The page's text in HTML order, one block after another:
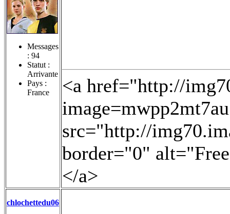
Messages
: 94
Statut :
Arrivante
Pays :
France
<a href="http://
src="http://
border="0"
</a>
chlochettedu06